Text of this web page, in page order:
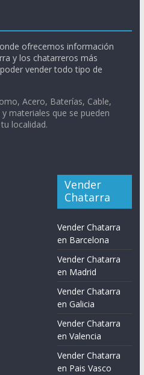
ofrecemos información
y los chatarreros más
vender todo tipo de
Acero, Baterías, Cable,
materiales que se pueden
localidad.
Vender
Chatarra
Vender Chatarra
en Barcelona
Vender Chatarra
en Madrid
Vender Chatarra
en Galicia
Vender Chatarra
en Valencia
Vender Chatarra
en Pais Vasco